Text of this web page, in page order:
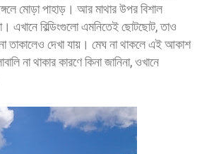
মোড়া পাহাড়। আর মাথার উপর বিশাল
বিল্ডিংগুলো এমনিতেই ছোটছোট, তাও
তাকালেও দেখা যায়। মেঘ না থাকলে এই আকাশ
না থাকার কারণে কিনা জানিনা, ওখানে